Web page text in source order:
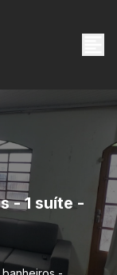
- 1 suíte -